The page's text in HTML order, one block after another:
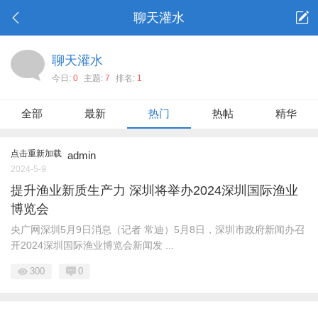
聊天灌水
聊天灌水
今日: 0 主题: 7 排名: 1
全部 最新 热门 热帖 精华
点击重新加载 admin
2024-5-9
提升渔业新质生产力 深圳将举办2024深圳国际渔业
博览会
央广网深圳5月9日消息（记者 常迪）5月8日，深圳市政府新闻办召
开2024深圳国际渔业博览会新闻发 ...
300 0